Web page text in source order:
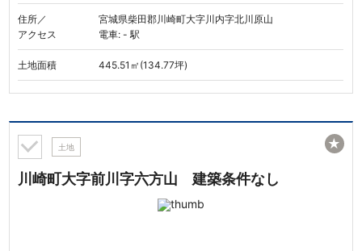
住所／
アクセス
宮城県柴田郡川崎町大字川内字北川原山
電車: - 駅
土地面積 445.51㎡(134.77坪)
土地
川崎町大字前川字六方山 建築条件なし
★